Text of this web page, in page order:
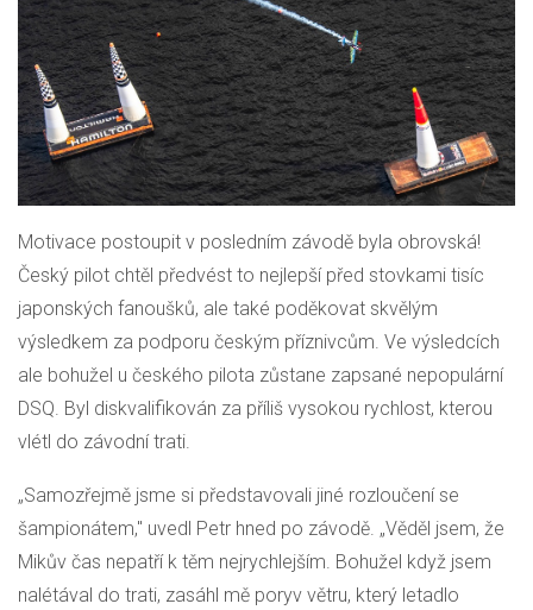
Motivace postoupit v posledním závodě byla obrovská!
Český pilot chtěl předvést to nejlepší před stovkami tisíc
japonských fanoušků, ale také poděkovat skvělým
výsledkem za podporu českým příznivcům. Ve výsledcích
ale bohužel u českého pilota zůstane zapsané nepopulární
DSQ. Byl diskvalifikován za příliš vysokou rychlost, kterou
vlétl do závodní trati.
„Samozřejmě jsme si představovali jiné rozloučení se
šampionátem," uvedl Petr hned po závodě. „Věděl jsem, že
Mikův čas nepatří k těm nejrychlejším. Bohužel když jsem
nalétával do trati, zasáhl mě poryv větru, který letadlo